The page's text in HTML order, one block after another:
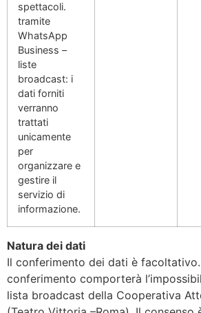
spettacoli.
tramite
WhatsApp
Business –
liste
broadcast: i
dati forniti
verranno
trattati
unicamente
per
organizzare e
gestire il
servizio di
informazione.
Natura dei dati
Il conferimento dei dati è
conferimento comporterà
lista broadcast della Cooperativa